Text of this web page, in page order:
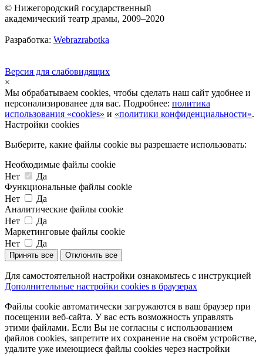
© Нижегородский государственный
академический театр драмы, 2009–2020
Разработка: Webrazrabotka
Версия для слабовидящих
×
Мы обрабатываем cookies, чтобы сделать наш сайт удобнее и
персонализированее для вас. Подробнее: политика
использования «cookies» и «политики конфиденциальности».
Настройки cookies
Выберите, какие файлы cookie вы разрешаете использовать:
Необходимые файлы cookie
Нет
Да
Функциональные файлы cookie
Нет
Да
Аналитические файлы cookie
Нет
Да
Маркетинговые файлы cookie
Нет
Да
Принять все Отклонить все
Для самостоятельной настройки ознакомьтесь с инструкцией
Дополнительные настройки cookies в браузерах
Файлы cookie автоматически загружаются в ваш браузер при
посещении веб-сайта. У вас есть возможность управлять
этими файлами. Если Вы не согласны с использованием
файлов cookies, запретите их сохранение на своём устройстве,
удалите уже имеющиеся файлы cookies через настройки